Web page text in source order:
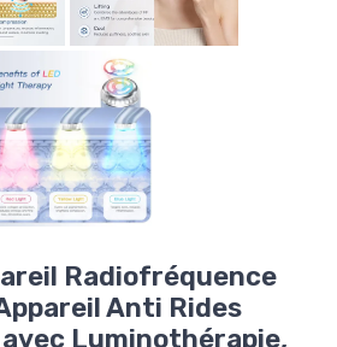
Radiofréquence
Anti Rides
Luminothérapie,